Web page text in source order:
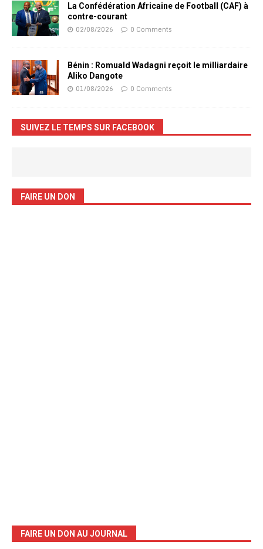
La Confédération Africaine de Football (CAF) à
contre-courant
02/08/2026 0 Comments
Bénin : Romuald Wadagni reçoit le milliardaire
Aliko Dangote
01/08/2026 0 Comments
SUIVEZ LE TEMPS SUR FACEBOOK
FAIRE UN DON
FAIRE UN DON AU JOURNAL